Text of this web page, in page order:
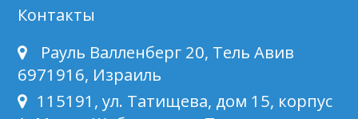
Контакты
Рауль Валленберг 20, Тель Авив
6971916, Израиль
115191, ул. Татищева, дом 15, корпус